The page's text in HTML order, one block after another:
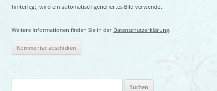
hinterlegt, wird ein automatisch generiertes Bild verwendet.
Weitere Informationen finden Sie in der Datenschutzerklärung.